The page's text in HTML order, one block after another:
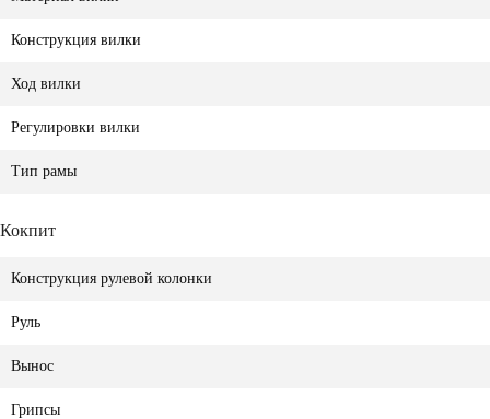
Конструкция вилки
Ход вилки
Регулировки вилки
Тип рамы
Кокпит
Конструкция рулевой колонки
Руль
Вынос
Грипсы